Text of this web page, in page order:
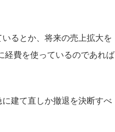
るとか、将来の売上拡大を
経費を使っているのであれば
建て直しか撤退を決断すべ